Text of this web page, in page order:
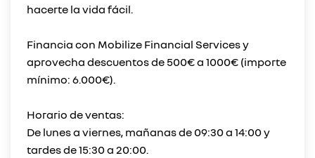
hacerte la vida fácil.
Financia con Mobilize Financial Services y
aprovecha descuentos de 500€ a 1000€ (importe
mínimo: 6.000€).
Horario de ventas:
De lunes a viernes, mañanas de 09:30 a 14:00 y
tardes de 15:30 a 20:00.